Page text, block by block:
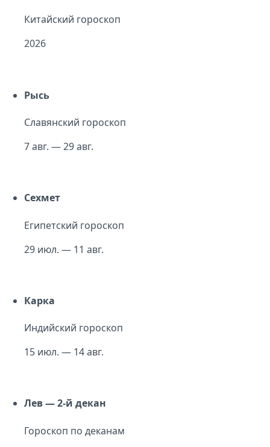
Китайский гороскоп
2026
Рысь
Славянский гороскоп
7 авг. — 29 авг.
Сехмет
Египетский гороскоп
29 июл. — 11 авг.
Карка
Индийский гороскоп
15 июл. — 14 авг.
Лев — 2-й декан
Гороскоп по деканам